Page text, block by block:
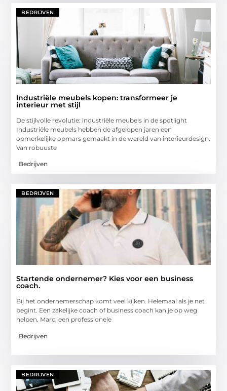
BEDRIJVEN
Industriële meubels kopen: transformeer je
interieur met stijl
De stijlvolle revolutie: industriële meubels in de spotlight
Industriële meubels hebben de afgelopen jaren een
opmerkelijke opmars gemaakt in de wereld van interieurdesign.
Van robuuste
Bedrijven
BEDRIJVEN
Startende ondernemer? Kies voor een business
coach.
Bij het ondernemerschap komt veel kijken. Helemaal als je net
begint. Een zakelijke coach of business coach kan je op weg
helpen. Marc, een professionele
Bedrijven
BEDRIJVEN